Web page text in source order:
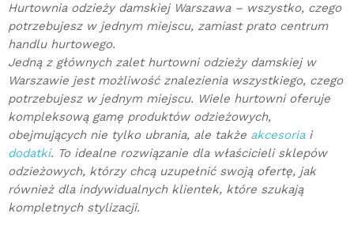
Hurtownia odzieży damskiej Warszawa – wszystko, czego
potrzebujesz w jednym miejscu, zamiast prato centrum
handlu hurtowego.
Jedną z głównych zalet hurtowni odzieży damskiej w
Warszawie jest możliwość znalezienia wszystkiego, czego
potrzebujesz w jednym miejscu. Wiele hurtowni oferuje
kompleksową gamę produktów odzieżowych,
obejmujących nie tylko ubrania, ale także akcesoriai
dodatki. To idealne rozwiązanie dla właścicieli sklepów
odzieżowych, którzy chcą uzupełnić swoją ofertę, jak
również dla indywidualnych klientek, które szukają
kompletnych stylizacji.